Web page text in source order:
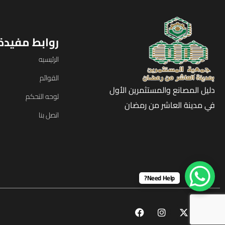
دليل المصانع والمستثمرين الأول
في مدينة العاشر من رمضان
روابط
الرئيسيه
القوائم
لوحه التحكم
اتصل بنا
Need Help?